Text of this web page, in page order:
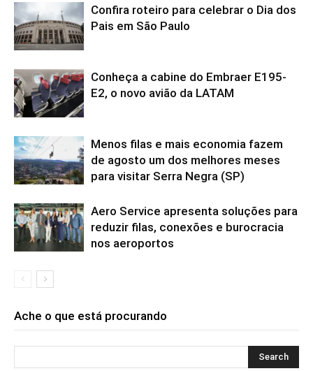
Confira roteiro para celebrar o Dia dos
Pais em São Paulo
Conheça a cabine do Embraer E195-
E2, o novo avião da LATAM
Menos filas e mais economia fazem
de agosto um dos melhores meses
para visitar Serra Negra (SP)
Aero Service apresenta soluções para
reduzir filas, conexões e burocracia
nos aeroportos
Ache o que está procurando